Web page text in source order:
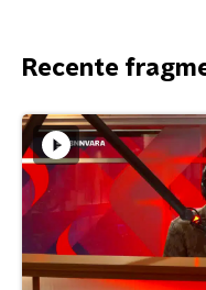
Recente